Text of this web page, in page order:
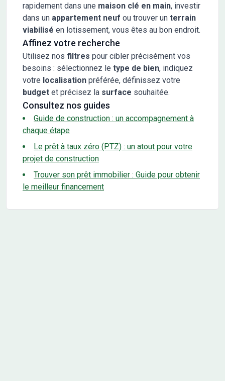
rapidement dans une maison clé en main, investir
dans un appartement neuf ou trouver un terrain
viabilisé en lotissement, vous êtes au bon endroit.
Affinez votre recherche
Utilisez nos filtres pour cibler précisément vos
besoins : sélectionnez le type de bien, indiquez
votre localisation préférée, définissez votre
budget et précisez la surface souhaitée.
Consultez nos guides
Guide de construction : un accompagnement à
chaque étape
Le prêt à taux zéro (PTZ) : un atout pour votre
projet de construction
Trouver son prêt immobilier : Guide pour obtenir
le meilleur financement